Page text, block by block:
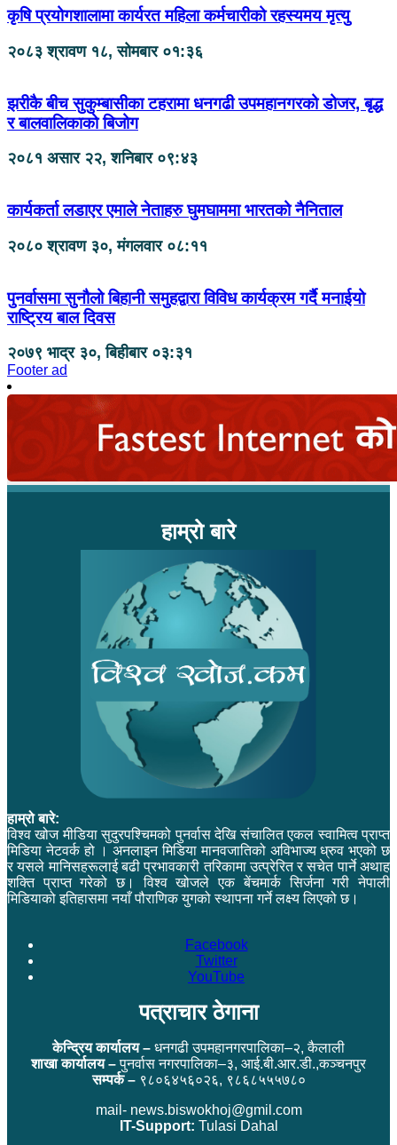
कृषि प्रयोगशालामा कार्यरत महिला कर्मचारीको रहस्यमय मृत्यु
२०८३ श्रावण १८, सोमबार ०१:३६
झरीकै बीच सुकुम्बासीका टहरामा धनगढी उपमहानगरको डोजर, बृद्ध
र बालवालिकाको बिजोग
२०८१ असार २२, शनिबार ०९:४३
कार्यकर्ता लडाएर एमाले नेताहरु घुमघाममा भारतको नैनिताल
२०८० श्रावण ३०, मंगलवार ०८:११
पुनर्वासमा सुनौलो बिहानी समुहद्वारा विविध कार्यक्रम गर्दै मनाईयो
राष्ट्रिय बाल दिवस
२०७९ भाद्र ३०, बिहीबार ०३:३१
Footer ad
हाम्रो बारे
हाम्रो बारे:
विश्व खोज मीडिया सुदुरपश्चिमको पुनर्वास देखि संचालित एकल स्वामित्व प्राप्त
मिडिया नेटवर्क हो । अनलाइन मिडिया मानवजातिको अविभाज्य ध्रुव भएको छ
र यसले मानिसहरूलाई बढी प्रभावकारी तरिकामा उत्प्रेरित र सचेत पार्ने अथाह
शक्ति प्राप्त गरेको छ। विश्व खोजले एक बेंचमार्क सिर्जना गरी नेपाली
मिडियाको इतिहासमा नयाँ पौराणिक युगको स्थापना गर्ने लक्ष्य लिएको छ।
Facebook
Twitter
YouTube
पत्राचार ठेगाना
केन्द्रिय कार्यालय – धनगढी उपमहानगरपालिका–२, कैलाली
शाखा कार्यालय –पुनर्वास नगरपालिका–३, आई.बी.आर.डी.,कञ्चनपुर
सम्पर्क –९८०६४५६०२६, ९८६८५५५७८०
mail- news.biswokhoj@gmil.com
IT-Support: Tulasi Dahal